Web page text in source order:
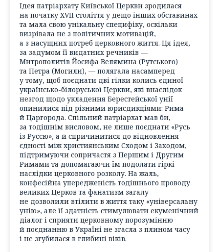
Ідея патріархату Київської Церкви зродилася
на початку XVII століття у дещо інших обставинах
та мала свою унікальну специфіку, оскільки
визрівала не з політичних мотивацій,
а з насущних потреб церковного життя. Ця ідея,
за задумом її видатних речників —
Митрополитів Йосифа Велямина (Рутського)
та Петра (Могили), — полягала насамперед
у тому, щоб поєднати дві гілки колись єдиної
українсько-білоруської Церкви, які внаслідок
незгод щодо укладення Берестейської унії
опинилися під різними юрисдикціями: Рима
й Царгорода. Спільний патріархат мав би,
за тодішнім висловом, не лише поєднати «Русь
із Руссю», а й спричинитися до відновлення
єдності між християнським Сходом і Заходом,
підтримуючи сопричастя з Першим і Другим
Римами та допомагаючи їм подолати гіркі
наслідки церковного розколу. На жаль,
конфесійна упередженість тодішнього проводу
великих Церков та фанатизм загалу
не дозволили втілити в життя таку «універсальну
унію», але її здатність стимулювати екуменічний
діалог і сприяти церковному порозумінню
й поєднанню в Україні не згасла з плином часу
і не згубилася в глибині віків.